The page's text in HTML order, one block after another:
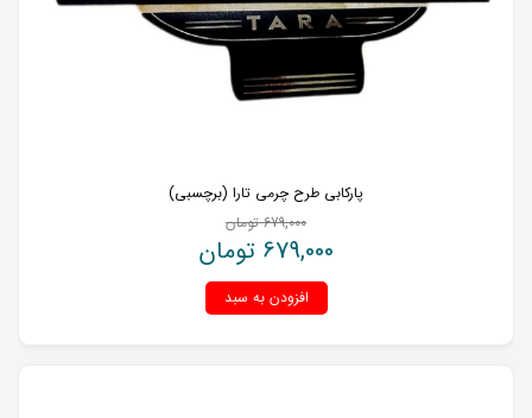
پارکابی طرح چرمی تارا (برچسبی)
679,000 تومان
679,000 تومان
افزودن به سبد